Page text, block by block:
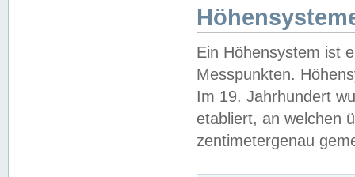
Ein Höhensystem ist
Messpunkten.
Im 19. Jahrhundert
etabliert, an welchen
zentimetergenau